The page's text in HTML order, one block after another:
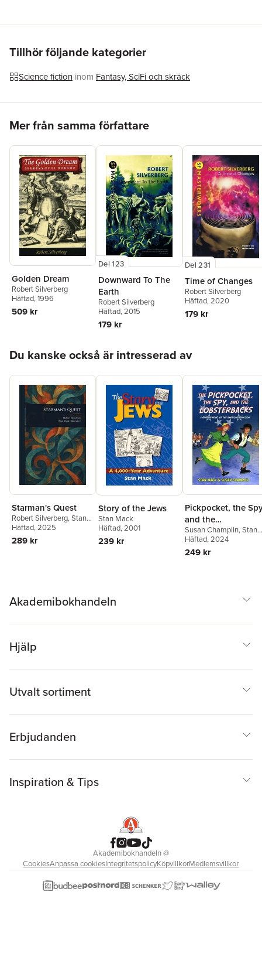
Tillhör följande kategorier
Science fiction inom Fantasy, SciFi och skräck
Mer från samma författare
Golden Dream
Robert Silverberg
Häftad, 1996
509 kr
Del 123
Downward To The
Earth
Robert Silverberg
Häftad, 2015
179 kr
Del 231
Time of Changes
Robert Silverberg
Häftad, 2020
179 kr
Du kanske också är intresserad av
Starman's Quest
Robert Silverberg,Stan
Mack
Häftad, 2025
289 kr
Story of the Jews
Stan Mack
Häftad, 2001
239 kr
Pickpocket, the
and the
Lobsterbacks
Susan Champlin,Stan
Mack
Häftad, 2024
249 kr
Akademibokhandeln
Hjälp
Utvalt sortiment
Erbjudanden
Inspiration & Tips
Akademibokhandeln@
CookiesAnpassa cookiesIntegritetspolicyKöpvillkorMedlemsvillkor